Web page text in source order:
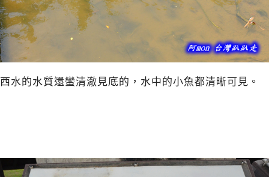
西水的水質還蠻清澈見底的，水中的小魚都清晰可見。